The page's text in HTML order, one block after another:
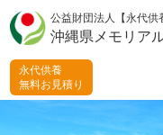
公益財団法人【永代供
沖縄県メモリア
永代供養
無料お見積り